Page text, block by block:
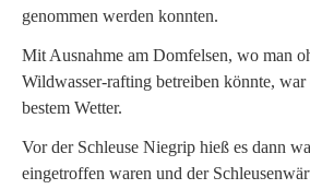
genommen werden konnten.
Mit Ausnahme am Domfelsen, wo man
Wildwasser-rafting betreiben könnte, war
bestem Wetter.
Vor der Schleuse Niegrip hieß es dann
eingetroffen waren und der